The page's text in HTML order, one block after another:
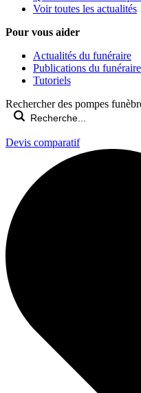
Voir toutes les actualités
Pour vous aider
Actualités du funéraire
Publications du funéraire
Tutoriels
Rechercher des pompes
Devis comparatif